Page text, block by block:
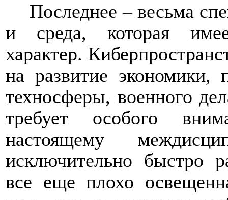
Последнее –весьма
и среда, которая
характер.
на развитие экономики,
техносферы, военного
требует особого
настоящему
исключительно быстро
все еще плохо